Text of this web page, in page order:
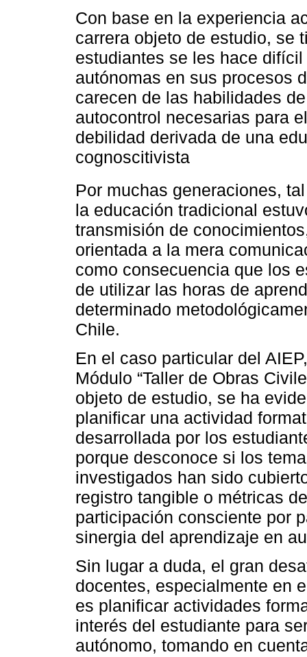
Con base en la experiencia
carrera objeto de estudio, se
estudiantes se les hace
autónomas en sus procesos
carecen de las habilidades
autocontrol necesarias para
debilidad derivada de una
cognoscitivista
Por muchas generaciones,
la educación tradicional
transmisión de
orientada a la mera
como consecuencia que los
de utilizar las horas de
determinado
Chile.
En el caso particular del
Módulo “Taller de Obras
objeto de estudio, se ha
planificar una actividad
desarrollada por los
porque desconoce si los
investigados han sido
registro tangible o métricas
participación consciente por
sinergia del aprendizaje en
Sin lugar a duda, el gran
docentes, especialmente en
es planificar actividades
interés del estudiante para
autónomo, tomando en